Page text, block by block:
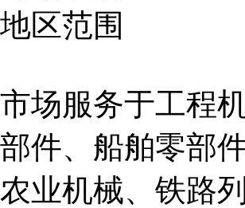
地区范围
市场服务于工程
部件、船舶零部
农业机械、铁路